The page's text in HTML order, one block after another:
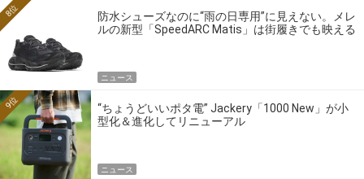
防水シューズなのに“雨の日専用”に見えない。メレ
ルの新型「SpeedARC Matis」は街履きでも映える
8位
ニュース
“ちょうどいいポタ電” Jackery「1000 New」が小
型化＆進化してリニューアル
9位
ニュース